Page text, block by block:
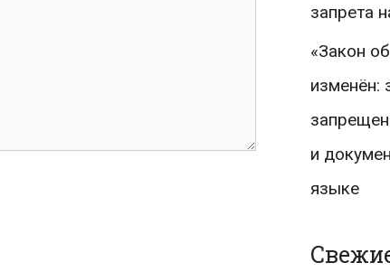
запрета
«Закон
изменён:
и
языке